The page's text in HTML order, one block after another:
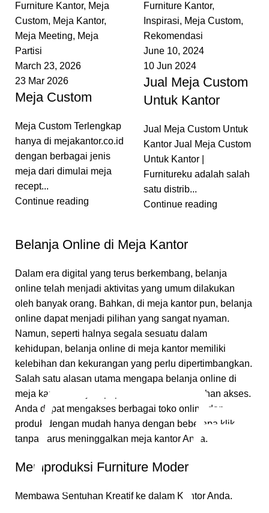
Furniture Kantor, Meja
Custom, Meja Kantor,
Meja Meeting, Meja
Partisi
March 23, 2026
23 Mar 2026
Meja Custom
Meja Custom Terlengkap
hanya di mejakantor.co.id
dengan berbagai jenis
meja dari dimulai meja
recept...
Continue reading
Furniture Kantor,
Inspirasi, Meja Custom,
Rekomendasi
June 10, 2024
10 Jun 2024
Jual Meja Custom
Untuk Kantor
Jual Meja Custom Untuk
Kantor Jual Meja Custom
Untuk Kantor |
Furnitureku adalah salah
satu distrib...
Continue reading
Belanja Online di Meja Kantor
Dalam era digital yang terus berkembang, belanja
online telah menjadi aktivitas yang umum dilakukan
oleh banyak orang. Bahkan, di meja kantor pun, belanja
online dapat menjadi pilihan yang sangat nyaman.
Namun, seperti halnya segala sesuatu dalam
kehidupan, belanja online di meja kantor memiliki
kelebihan dan kekurangan yang perlu dipertimbangkan.
Salah satu alasan utama mengapa belanja online di
meja kantor menjadi populer adalah kemudahan akses.
Anda dapat mengakses berbagai toko online dan
produk dengan mudah hanya dengan beberapa klik,
tanpa harus meninggalkan meja kantor Anda.
Memproduksi Furniture Modern
Membawa Sentuhan Kreatif ke dalam Kantor Anda.